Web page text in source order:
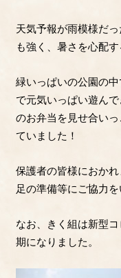
天気予報が雨模様だ
も強く、暑さを心配
緑いっぱいの公園の
で元気いっぱい遊ん
のお弁当を見せ合い
ていました！
保護者の皆様におか
足の準備等にご協力
なお、きく組は新型
期になりました。